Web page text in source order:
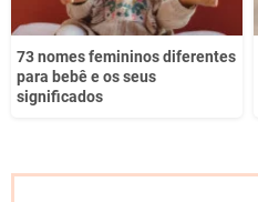
73 nomes femininos diferentes
para bebê e os seus
significados